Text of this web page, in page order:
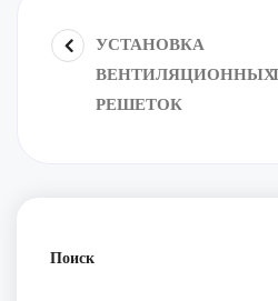
УСТАНОВКА
ВЕНТИЛЯЦИОННЫХ
РЕШЕТОК
Поиск